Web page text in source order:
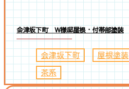
会津坂下町 W様邸屋根・付帯部塗装
会津坂下町 、 屋根塗装
茶系